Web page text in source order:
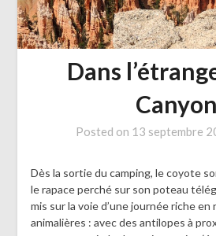
Dans
Canyon
Posted on 13 septembre
Dès la sortie du camping, le coyote
le rapace perché sur son poteau
mis sur la voie d’une journée riche
animalières : avec des antilopes à